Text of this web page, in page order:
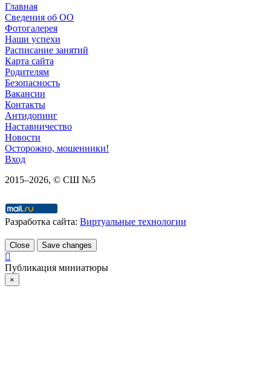
Главная
Сведения об ОО
Фотогалерея
Наши успехи
Расписание занятий
Карта сайта
Родителям
Безопасность
Вакансии
Контакты
Антидопинг
Наставничество
Новости
Осторожно, мошенники!
Вход
2015–2026, © СШ №5
Разработка сайта: Виртуальные технологии
Close Save changes
Публикация миниатюры
×